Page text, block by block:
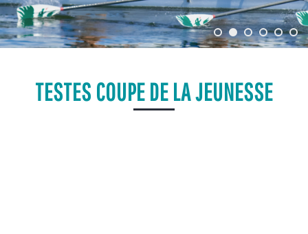
TESTES COUPE DE LA JEUNESSE